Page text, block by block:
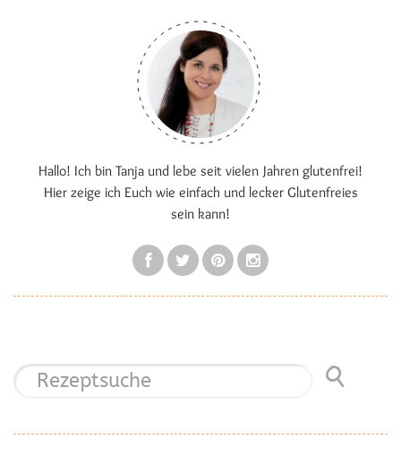
Hallo! Ich bin Tanja und lebe seit vielen Jahren glutenfrei!
Hier zeige ich Euch wie einfach und lecker Glutenfreies
sein kann!